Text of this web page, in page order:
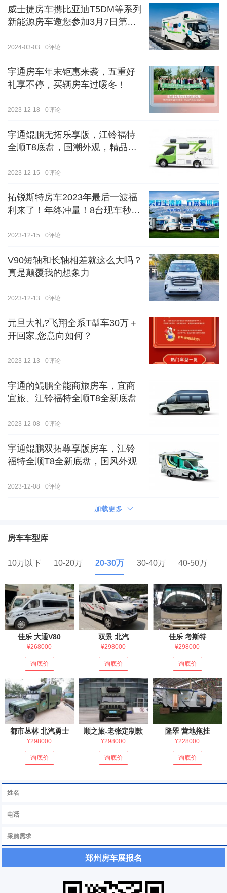
威士捷房车携比亚迪T5DM等系列
新能源房车邀您参加3月7日第八
2024-03-03 0评论
宇通房车年末钜惠来袭，五重好
礼享不停，买辆房车过暖冬！
2023-12-18 0评论
宇通鲲鹏无拓乐享版，江铃福特
全顺T8底盘，国潮外观，精品内
2023-12-15 0评论
拓锐斯特房车2023年最后一波福
利来了！年终冲量！8台现车秒杀
2023-12-15 0评论
V90短轴和长轴相差就这么大吗？
真是颠覆我的想象力
2023-12-13 0评论
元旦大礼?飞翔全系T型车30万＋
开回家,您意向如何？
2023-12-13 0评论
宇通的鲲鹏全能商旅房车，宜商
宜旅、江铃福特全顺T8全新底盘
2023-12-08 0评论
宇通鲲鹏双拓尊享版房车，江铃
福特全顺T8全新底盘，国风外观
2023-12-08 0评论
加载更多
房车车型库
10万以下 10-20万 20-30万 30-40万 40-50万
佳乐 大通V80
¥268000
询底价
双景 北汽
¥298000
询底价
佳乐 考斯特
¥298000
询底价
都市丛林 北汽勇士
¥298000
询底价
顺之旅-老张定制款
¥298000
询底价
隆翠 营地拖挂
¥228000
询底价
郑州房车展报名